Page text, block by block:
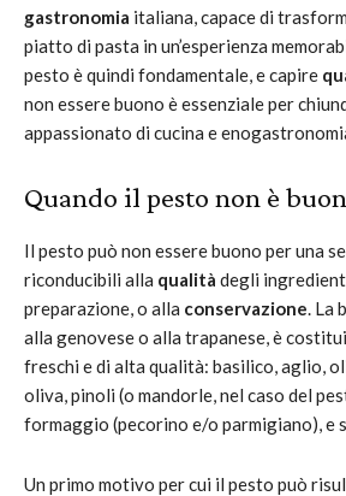
gastronomia italiana, capace di
piatto di pasta in un’esperienza
pesto è quindi fondamentale, e capire
non essere buono è essenziale per
appassionato di cucina e
Quando il pesto non è
Il pesto può non essere buono per una
riconducibili alla qualità degli
preparazione, o alla conservazione. La
alla genovese o alla trapanese, è
freschi e di alta qualità: basilico, aglio,
oliva, pinoli (o mandorle, nel caso del
formaggio (pecorino e/o parmigiano), e
Un primo motivo per cui il pesto può